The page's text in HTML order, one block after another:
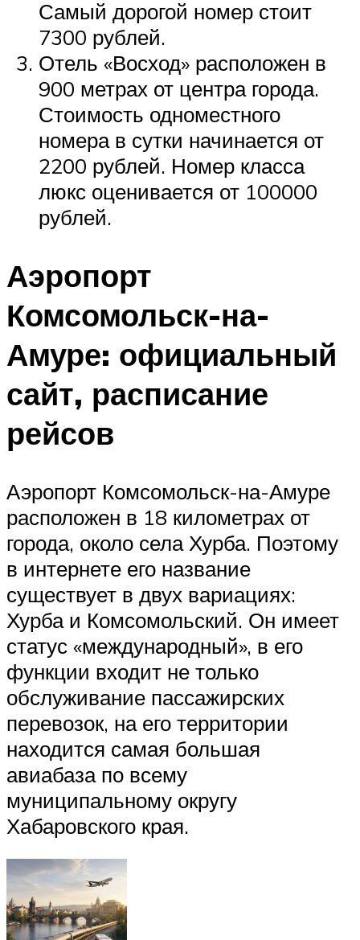
Самый дорогой номер стоит
7300 рублей.
Отель «Восход» расположен в
900 метрах от центра города.
Стоимость одноместного
номера в сутки начинается от
2200 рублей. Номер класса
люкс оценивается от 100000
рублей.
Аэропорт
Комсомольск-на-
Амуре: официальный
сайт, расписание
рейсов
Аэропорт Комсомольск-на-Амуре
расположен в 18 километрах от
города, около села Хурба. Поэтому
в интернете его название
существует в двух вариациях:
Хурба и Комсомольский. Он имеет
статус «международный», в его
функции входит не только
обслуживание пассажирских
перевозок, на его территории
находится самая большая
авиабаза по всему
муниципальному округу
Хабаровского края.